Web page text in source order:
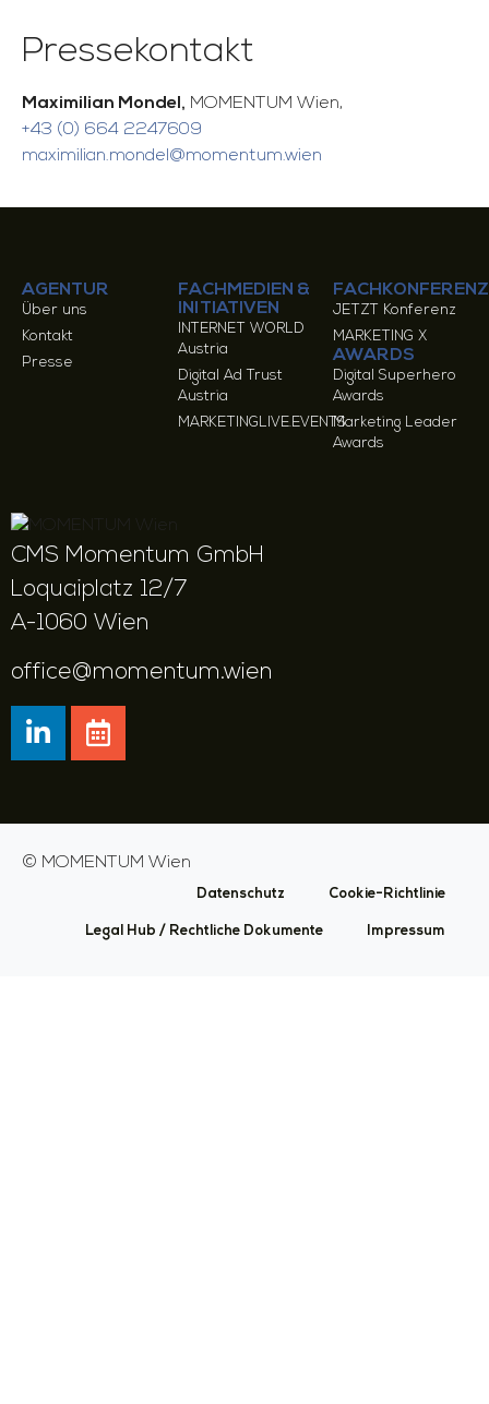
Pressekontakt
Maximilian Mondel, MOMENTUM Wien,
+43 (0) 664 2247609
maximilian.mondel@momentum.wien
CMS Momentum GmbH
Loquaiplatz 12/7
A-1060 Wien
office@momentum.wien
AGENTUR
Über uns
Kontakt
Presse
FACHMEDIEN &
INITIATIVEN
INTERNET WORLD
Austria
Digital Ad Trust
Austria
MARKETINGLIVE.EVENTS
JETZT Konferenz
MARKETING X
AWARDS
Digital Superhero
Awards
Marketing Leader
Awards
© MOMENTUM Wien
Datenschutz Cookie-Richtlinie
Legal Hub / Rechtliche Dokumente Impressum